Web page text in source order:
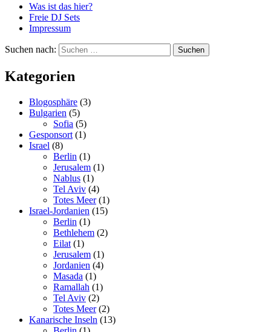
Was ist das hier?
Freie DJ Sets
Impressum
Suchen nach:
Kategorien
Blogosphäre (3)
Bulgarien (5)
Sofia (5)
Gesponsort (1)
Israel (8)
Berlin (1)
Jerusalem (1)
Nablus (1)
Tel Aviv (4)
Totes Meer(1)
Israel-Jordanien (15)
Berlin (1)
Bethlehem (2)
Eilat (1)
Jerusalem (1)
Jordanien (4)
Masada (1)
Ramallah (1)
Tel Aviv (2)
Totes Meer(2)
Kanarische Inseln (13)